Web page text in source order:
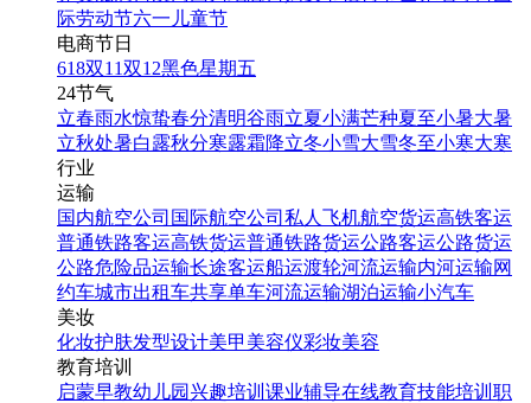
际劳动节六一儿童节
电商节日
618双11双12黑色星期五
24节气
立春雨水惊蛰春分清明谷雨立夏小满芒种夏至小暑大暑
立秋处暑白露秋分寒露霜降立冬小雪大雪冬至小寒大寒
行业
运输
国内航空公司 国际航空公司 私人飞机航空货运高铁客运
普通铁路客运高铁货运普通铁路货运公路客运公路货运
公路危险品运输长途客运船运渡轮河流运输内河运输网
约车城市出租车共享单车河流运输湖泊运输小汽车
美妆
化妆护肤发型设计美甲 美容仪彩妆美容
教育培训
启蒙早教幼儿园 兴趣培训 课业辅导在线教育技能培训 职